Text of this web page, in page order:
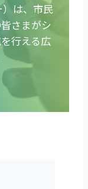
は、市民
さまがシ
行える広